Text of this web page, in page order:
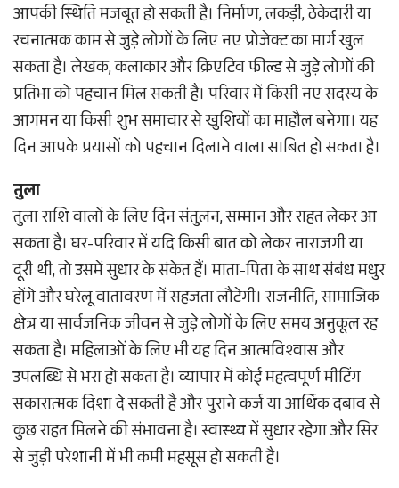
आपकी स्थिति मजबूत हो सकती है। निर्माण, लकड़ी, ठेकेदारी या
रचनात्मक काम से जुड़े लोगों के लिए नए प्रोजेक्ट का मार्ग खुल
सकता है। लेखक, कलाकार और क्रिएटिव फील्ड से जुड़े लोगों की
प्रतिभा को पहचान मिल सकती है। परिवार में किसी नए सदस्य के
आगमन या किसी शुभ समाचार से खुशियों का माहौल बनेगा। यह
दिन आपके प्रयासों को पहचान दिलाने वाला साबित हो सकता है।
तुला
तुला राशि वालों के लिए दिन संतुलन, सम्मान और राहत लेकर आ
सकता है। घर-परिवार में यदि किसी बात को लेकर नाराजगी या
दूरी थी, तो उसमें सुधार के संकेत हैं। माता-पिता के साथ संबंध मधुर
होंगे और घरेलू वातावरण में सहजता लौटेगी। राजनीति, सामाजिक
क्षेत्र या सार्वजनिक जीवन से जुड़े लोगों के लिए समय अनुकूल रह
सकता है। महिलाओं के लिए भी यह दिन आत्मविश्वास और
उपलब्धि से भरा हो सकता है। व्यापार में कोई महत्वपूर्ण मीटिंग
सकारात्मक दिशा दे सकती है और पुराने कर्ज या आर्थिक दबाव से
कुछ राहत मिलने की संभावना है। स्वास्थ्य में सुधार रहेगा और सिर
से जुड़ी परेशानी में भी कमी महसूस हो सकती है।